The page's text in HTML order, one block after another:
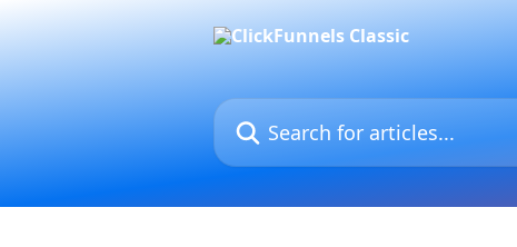
Search for articles...